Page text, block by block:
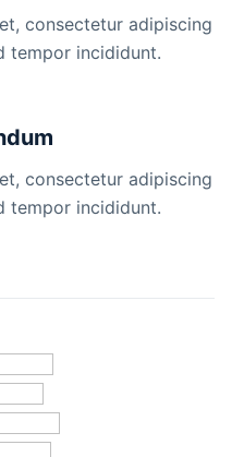
consectetur adipiscing
tempor incididunt.
consectetur adipiscing
tempor incididunt.